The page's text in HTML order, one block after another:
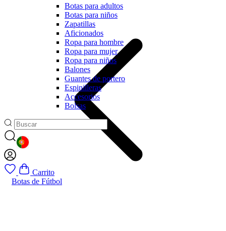
Botas para adultos
Botas para niños
Zapatillas
Aficionados
Ropa para hombre
Ropa para mujer
Ropa para niños
Balones
Guantes de portero
Espinilleras
Accesorios
Bolsas
GEOLOCATION BUTTON: PORTUGAL
Carrito
Botas de Fútbol